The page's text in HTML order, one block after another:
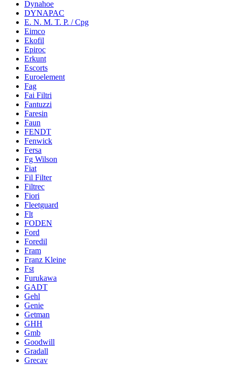
Dynahoe
DYNAPAC
E. N. M. T. P. / Cpg
Eimco
Ekofil
Epiroc
Erkunt
Escorts
Euroelement
Fag
Fai Filtri
Fantuzzi
Faresin
Faun
FENDT
Fenwick
Fersa
Fg Wilson
Fiat
Fil Filter
Filtrec
Fiori
Fleetguard
Flt
FODEN
Ford
Foredil
Fram
Franz Kleine
Fst
Furukawa
GADT
Gehl
Genie
Getman
GHH
Gmb
Goodwill
Gradall
Grecav